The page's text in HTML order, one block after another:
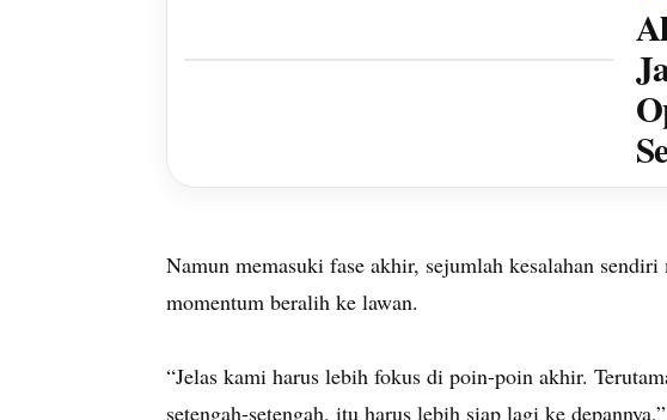
Namun memasuki fase akhir, sejumlah kesalahan
momentum beralih ke lawan.
“Jelas kami harus lebih fokus di poin-poin akhir.
setengah-setengah, itu harus lebih siap lagi ke